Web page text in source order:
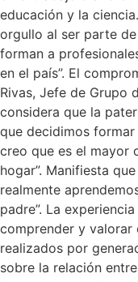
educación y la
orgullo al ser parte
forman a
en el país”. El
Rivas, Jefe de Grupo
considera que la
que decidimos
creo que es el mayor
hogar”. Manifiesta
realmente
padre”. La
comprender y
realizados por
sobre la relación